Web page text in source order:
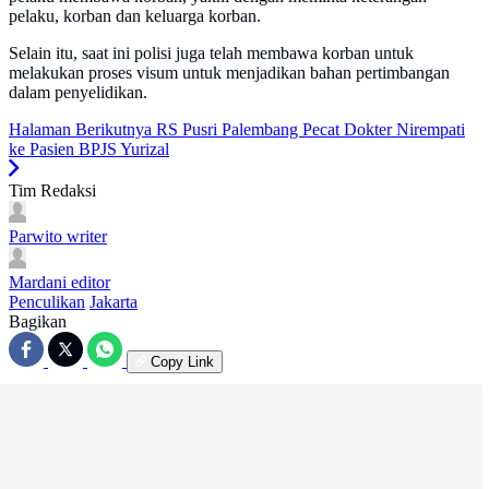
pelaku, korban dan keluarga korban.
Selain itu, saat ini polisi juga telah membawa korban untuk
melakukan proses visum untuk menjadikan bahan pertimbangan
dalam penyelidikan.
Halaman Berikutnya RS Pusri Palembang Pecat Dokter Nirempati
ke Pasien BPJS Yurizal
Tim Redaksi
Parwito writer
Mardani editor
Penculikan Jakarta
Bagikan
Copy Link